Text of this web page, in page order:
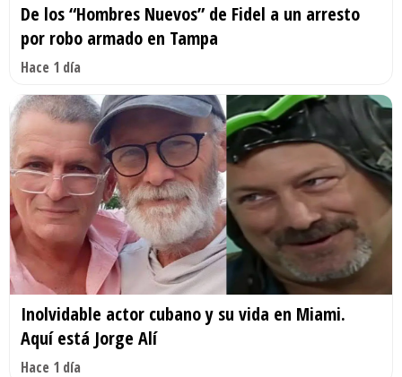
De los “Hombres Nuevos” de Fidel a un arresto
por robo armado en Tampa
Hace 1 día
Inolvidable actor cubano y su vida en Miami.
Aquí está Jorge Alí
Hace 1 día